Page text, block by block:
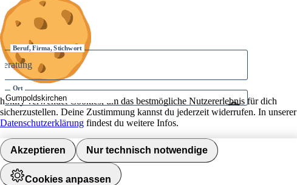
Anmelden
Beruf, Firma, Stichwort
Ort
Umkreis
Jobs finden
Anstellungsart
hokify verwendet Cookies, um das bestmögliche Nutzererlebnis für dich
sicherzustellen. Deine Zustimmung kannst du jederzeit widerrufen. In unserer
Datenschutzerklärung findest du weitere Infos.
Akzeptieren Nur technisch notwendige
Cookies anpassen